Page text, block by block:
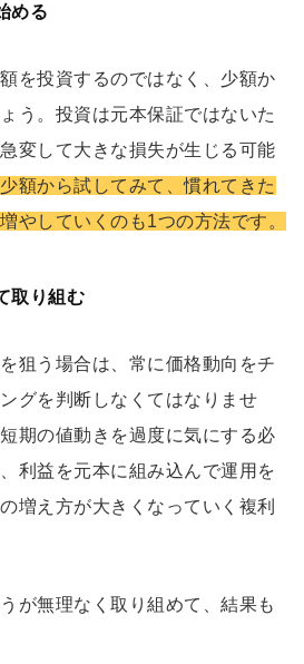
める
を投資するのではなく、少額か
う。投資は元本保証ではないた
変して大きな損失が生じる可能
額から試してみて、慣れてきた
やしていくのも1つの方法です。
取り組む
狙う場合は、常に価格動向をチ
グを判断しなくてはなりませ
期の値動きを過度に気にする必
利益を元本に組み込んで運用を
増え方が大きくなっていく複利
が無理なく取り組めて、結果も